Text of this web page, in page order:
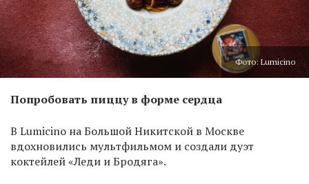
Фото: Lumicino
Попробовать пиццу в форме сердца
В Lumicino на Большой Никитской в Москве
вдохновились мультфильмом и создали дуэт
коктейлей «Леди и Бродяга».